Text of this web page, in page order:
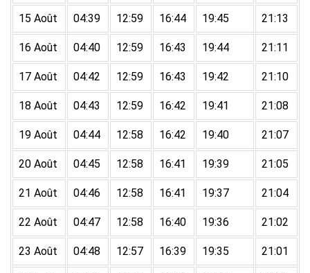
15 Août 04:39 12:59 16:44 19:45 21:13
16 Août 04:40 12:59 16:43 19:44 21:11
17 Août 04:42 12:59 16:43 19:42 21:10
18 Août 04:43 12:59 16:42 19:41 21:08
19 Août 04:44 12:58 16:42 19:40 21:07
20 Août 04:45 12:58 16:41 19:39 21:05
21 Août 04:46 12:58 16:41 19:37 21:04
22 Août 04:47 12:58 16:40 19:36 21:02
23 Août 04:48 12:57 16:39 19:35 21:01